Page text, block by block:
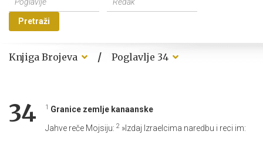
Pretraži
Knjiga Brojeva / Poglavlje 34
34 1 Granice zemlje kanaanske
Jahve reče Mojsiju: 2 »Izdaj Izraelcima naredbu i reci im: